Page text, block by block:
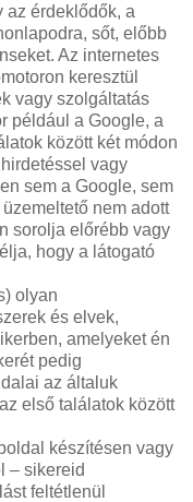
az érdeklődők, a
sőt, előbb
Az internetes
keresztül
vagy szolgáltatás
például a Google, a
között két módon
vagy
sem a Google, sem
nem adott
sorolja előrébb vagy
hogy a látogató
olyan
és elvek,
amelyeket én
pedig
az általuk
első találatok között
készítésen vagy
– sikereid
feltétlenül